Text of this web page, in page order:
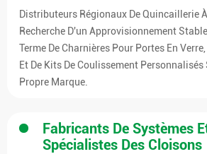
Distributeurs Régionaux De Quincaillerie
Recherche D'un Approvisionnement
Terme De Charnières Pour Portes En
Et De Kits De Coulissement Personnalisés
Propre Marque.
Fabricants De Systèmes
Spécialistes Des Cloisons